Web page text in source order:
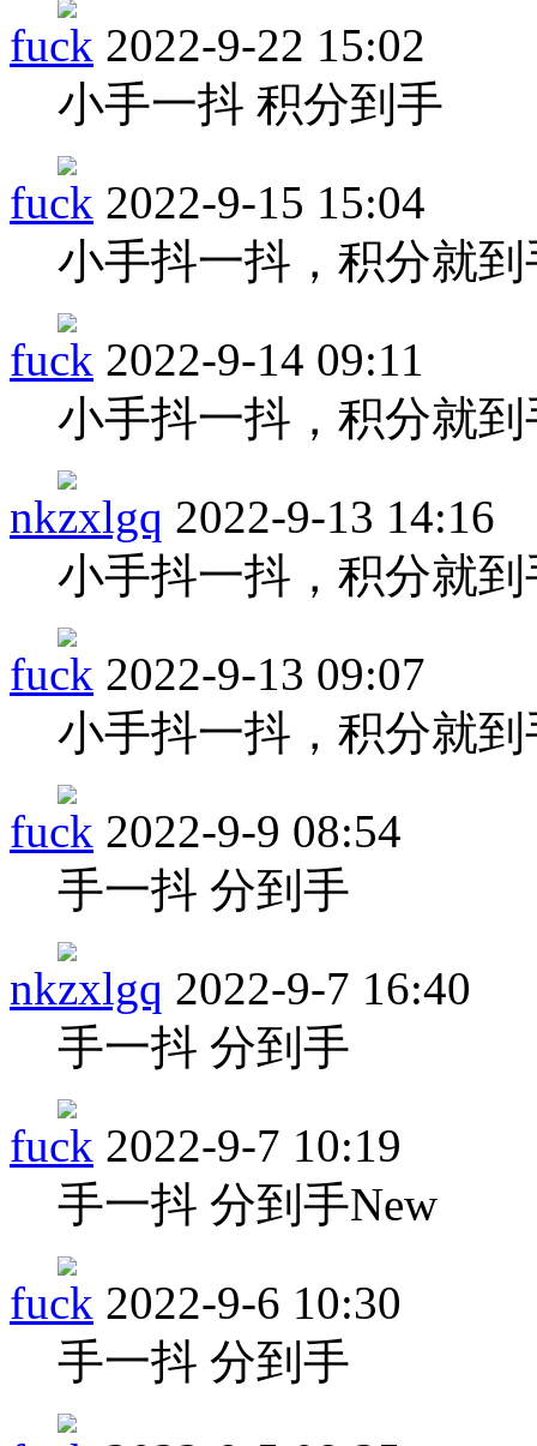
fuck 2022-9-22 15:02
小手一抖 积分到手
fuck 2022-9-15 15:04
小手抖一抖，积分就到
fuck 2022-9-14 09:11
小手抖一抖，积分就到
nkzxlgq 2022-9-13 14:16
小手抖一抖，积分就到
fuck 2022-9-13 09:07
小手抖一抖，积分就到
fuck 2022-9-9 08:54
手一抖 分到手
nkzxlgq 2022-9-7 16:40
手一抖 分到手
fuck 2022-9-7 10:19
手一抖 分到手New
fuck 2022-9-6 10:30
手一抖 分到手